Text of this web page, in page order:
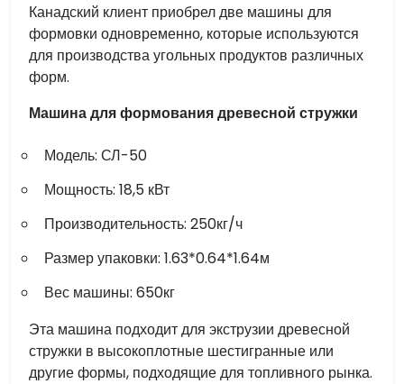
Канадский клиент приобрел две машины для
формовки одновременно, которые используются
для производства угольных продуктов различных
форм.
Машина для формования древесной стружки
Модель: СЛ-50
Мощность: 18,5 кВт
Производительность: 250кг/ч
Размер упаковки: 1.63*0.64*1.64м
Вес машины: 650кг
Эта машина подходит для экструзии древесной
стружки в высокоплотные шестигранные или
другие формы, подходящие для топливного рынка.